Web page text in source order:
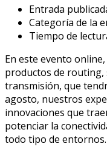
Entrada
Categoría de la
Tiempo de
En este evento
productos de routing,
transmisión, que
agosto, nuestros
innovaciones que
potenciar la
todo tipo de entornos.